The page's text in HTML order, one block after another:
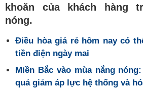
khoăn của khách hàng
nóng.
Điều hòa giá rẻ hôm nay có
tiền điện ngày mai
Miền Bắc vào mùa nắng
quả giảm áp lực hệ thống và